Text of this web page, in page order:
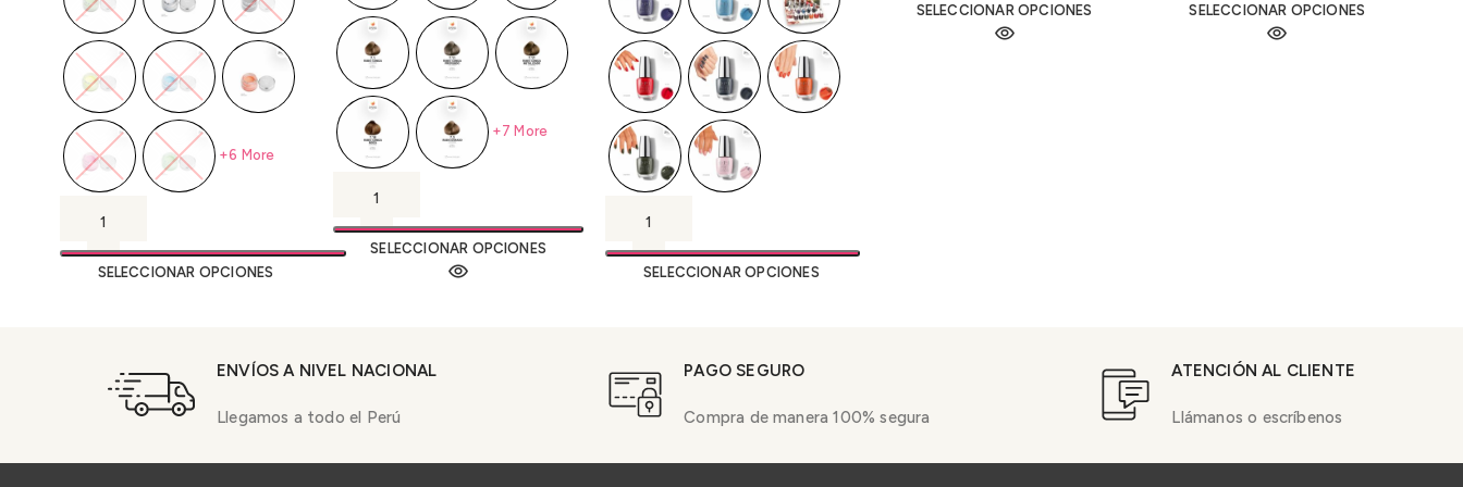
+6 More
SELECCIONAR OPCIONES
+7 More
SELECCIONAR OPCIONES
SELECCIONAR OPCIONES
SELECCIONAR OPCIONES SELECCIONAR OPCIONES
ENVÍOS A NIVEL NACIONAL
Llegamos a todo el Perú
PAGO SEGURO
Compra de manera 100% segura
ATENCIÓN AL CLIENTE
Llámanos o escríbenos